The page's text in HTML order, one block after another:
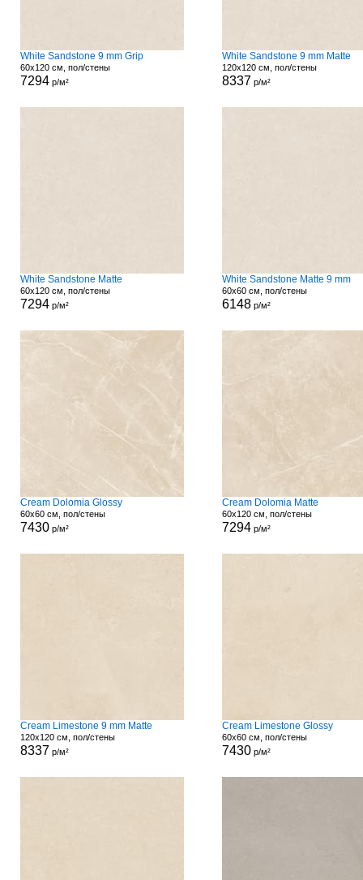
White Sandstone 9 mm Grip
60x120 см, пол/стены
7294 р/м²
White Sandstone 9 mm Matte
120x120 см, пол/стены
8337 р/м²
White Sandstone Matte
60x120 см, пол/стены
7294 р/м²
White Sandstone Matte 9 mm
60x60 см, пол/стены
6148 р/м²
Cream Dolomia Glossy
60x60 см, пол/стены
7430 р/м²
Cream Dolomia Matte
60x120 см, пол/стены
7294 р/м²
Cream Limestone 9 mm Matte
120x120 см, пол/стены
8337 р/м²
Cream Limestone Glossy
60x60 см, пол/стены
7430 р/м²